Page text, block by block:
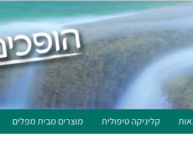
קליניקה טיפולית מוצרים מבית מפלים